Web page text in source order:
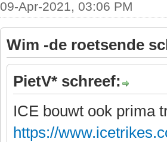
09-Apr-2021, 03:06 PM
Wim -de roetsende
PietV* schreef:
ICE bouwt ook prima
https://